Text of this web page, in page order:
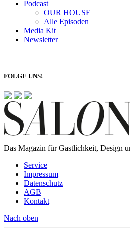
Podcast
OUR HOUSE
Alle Episoden
Media Kit
Newsletter
FOLGE UNS!
Das Magazin für Gastlichkeit, Design
Service
Impressum
Datenschutz
AGB
Kontakt
Nach oben